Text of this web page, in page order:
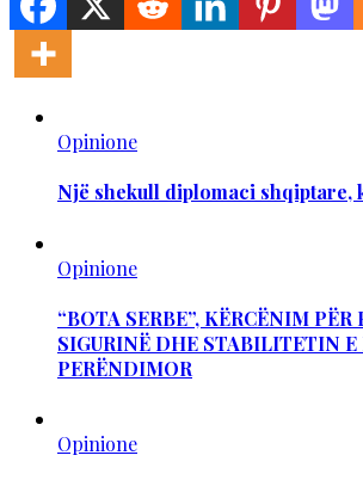
Opinione
Një shekull diplomaci shqiptare,
Opinione
“BOTA SERBE”, KËRCËNIM PËR
SIGURINË DHE STABILITETIN
PERËNDIMOR
Opinione